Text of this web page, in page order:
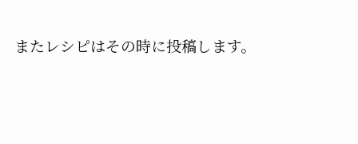
またレシピはその時に投稿します。